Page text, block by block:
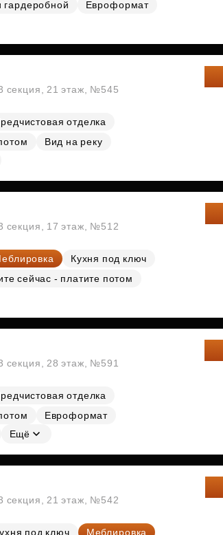
гардеробной
Евроформат
секция, 21 этаж, №545
отделка
Вид на реку
секция, 17 этаж, №512
Кухня под ключ
сейчас - платите потом
секция, 28 этаж, №591
отделка
Евроформат
Ещё
секция, 21 этаж, №542
под ключ
Меблировка